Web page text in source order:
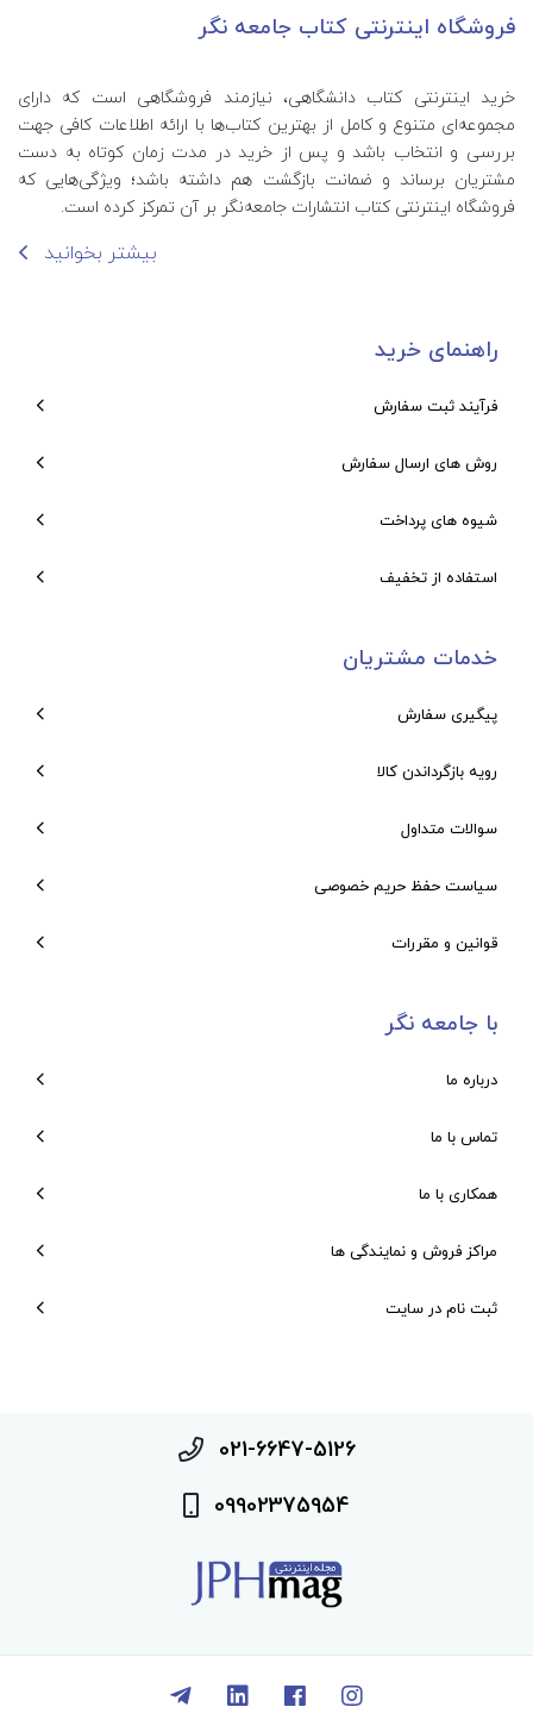
فروشگاه اینترنتی کتاب جامعه نگر
خرید اینترنتی کتاب‌ دانشگاهی، نیازمند فروشگاهی است که دارای
مجموعه‌ای متنوع و کامل از بهترین کتاب‌ها با ارائه اطلاعات کافی جهت
بررسی و انتخاب باشد و پس از خرید در مدت زمان کوتاه به دست
مشتریان برساند و ضمانت بازگشت هم داشته باشد؛ ویژگی‌هایی که
فروشگاه اینترنتی کتاب انتشارات جامعه‌نگر بر آن تمرکز کرده است.
بیشتر بخوانید
راهنمای خرید
فرآیند ثبت سفارش
روش های ارسال سفارش
شیوه های پرداخت
استفاده از تخفیف
خدمات مشتریان
پیگیری سفارش
رویه بازگرداندن کالا
سوالات متداول
سیاست حفظ حریم خصوصی
قوانین و مقررات
با جامعه نگر
درباره ما
تماس با ما
همکاری با ما
مراکز فروش و نمایندگی ها
ثبت نام در سایت
021-6647-5126
09902375954